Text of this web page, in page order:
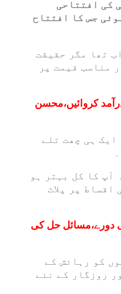
کی افتتاحی
جس کا افتتاح
تھا مگر حقیقت
مناسب قیمت پر
کروائیں،محسن
ایک ہی چھت تلے
آپ کا کل بہتر ہو
پر پلاٹ
دورے،مسائل حل کی
کو رہائش کے
روزگار کے نئے